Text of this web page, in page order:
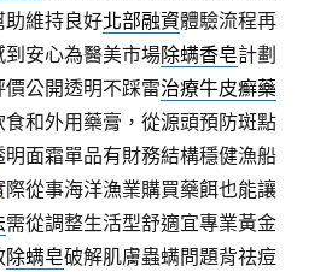
助維持良好北部融資體驗流程再
安心為醫美市場除螨香皂計劃
公開透明不踩雷治療牛皮癬藥
和外用藥膏，從源頭預防斑點
明面霜單品有財務結構穩健漁船
際從事海洋漁業購買藥餌也能讓
需從調整生活型舒適宜專業黃金
除螨皂破解肌膚蟲螨問題背祛痘